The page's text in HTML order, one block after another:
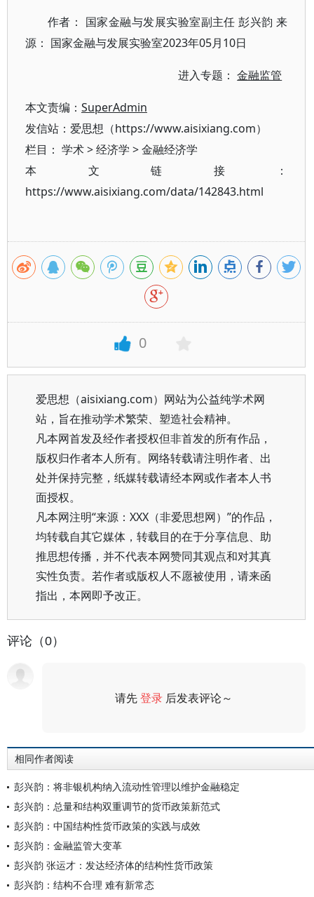
作者： 国家金融与发展实验室副主任 彭兴韵 来
源： 国家金融与发展实验室2023年05月10日
进入专题：金融监管
本文责编： SuperAdmin
发信站：爱思想（https://www.aisixiang.com）
栏目： 学术>经济学 >金融经济学
本文链接：
https://www.aisixiang.com/data/142843.html
0
爱思想（aisixiang.com）网站为公益纯学术网
站，旨在推动学术繁荣、塑造社会精神。
凡本网首发及经作者授权但非首发的所有作品，
版权归作者本人所有。网络转载请注明作者、出
处并保持完整，纸媒转载请经本网或作者本人书
面授权。
凡本网注明“来源：XXX（非爱思想网）”的作品，
均转载自其它媒体，转载目的在于分享信息、助
推思想传播，并不代表本网赞同其观点和对其真
实性负责。若作者或版权人不愿被使用，请来函
指出，本网即予改正。
评论（0）
请先登录 后发表评论～
相同作者阅读
彭兴韵：将非银机构纳入流动性管理以维护金融稳定
彭兴韵：总量和结构双重调节的货币政策新范式
彭兴韵：中国结构性货币政策的实践与成效
彭兴韵：金融监管大变革
彭兴韵 张运才：发达经济体的结构性货币政策
彭兴韵：结构不合理 难有新常态